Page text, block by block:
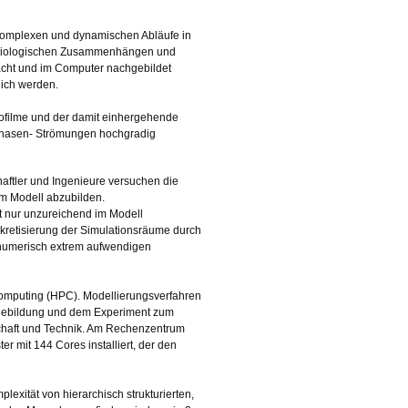
und dynamischen Abläufe in
Zusammenhängen und
und im Computer nachgebildet
werden.
und der damit einhergehende
Strömungen hochgradig
und Ingenieure versuchen die
Modell abzubilden.
unzureichend im Modell
der Simulationsräume durch
extrem aufwendigen
(HPC). Modellierungsverfahren
und dem Experiment zum
und Technik. Am Rechenzentrum
mit 144 Cores installiert, der den
von hierarchisch strukturierten,